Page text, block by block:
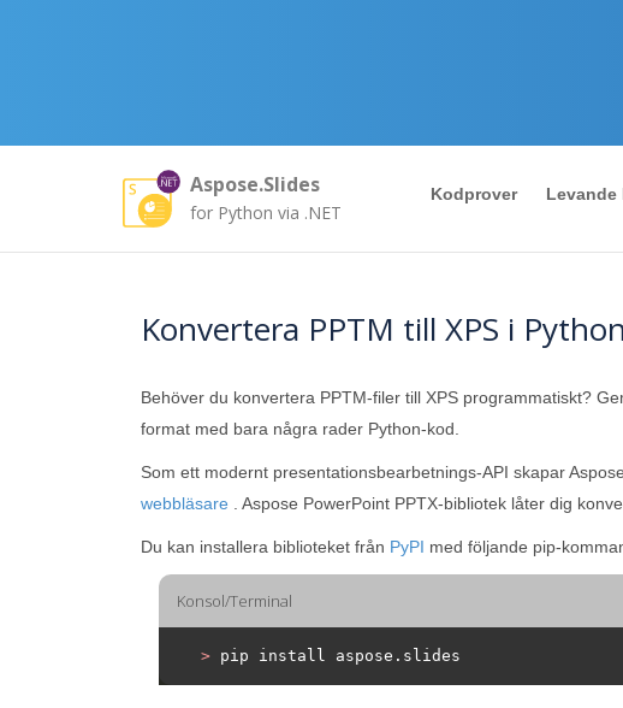
Aspose.Slides
for Python via .NET
Kodprover Levande
Konvertera PPTM till XPS i Python
Behöver du konvertera PPTM-filer till XPS programmatiskt?
format med bara några rader Python-kod.
Som ett modernt presentationsbearbetnings-API skapar
webbläsare . Aspose PowerPoint PPTX-bibliotek låter dig
Du kan installera biblioteket från PyPI med följande pip-
Konsol/Terminal
> pip install aspose.slides